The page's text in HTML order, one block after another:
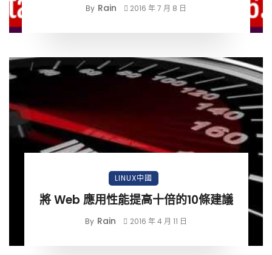
By Rain 2016 年 7 月 8 日
LINUX中國
將 Web 應用性能提高十倍的10條建議
By Rain 2016 年 4 月 11 日